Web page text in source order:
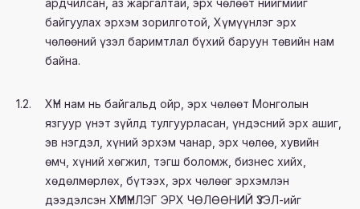
ардчилсан, аз жаргалтай, эрх чөлөөт нийгмийг
байгуулах эрхэм зорилготой, Хүмүүнлэг эрх
чөлөөний үзэл баримтлал бүхий баруун төвийн нам
байна.
1.2.
ХҮН нам нь байгальд ойр, эрх чөлөөт Монголын
язгуур үнэт зүйлд тулгуурласан, үндэсний эрх ашиг,
эв нэгдэл, хүний эрхэм чанар, эрх чөлөө, хувийн
өмч, хүний хөгжил, тэгш боломж, бизнес хийх,
хөдөлмөрлөх, бүтээх, эрх чөлөөг эрхэмлэн
дээдэлсэн ХҮМҮҮНЛЭГ ЭРХ ЧӨЛӨӨНИЙ ҮЗЭЛ-ийг